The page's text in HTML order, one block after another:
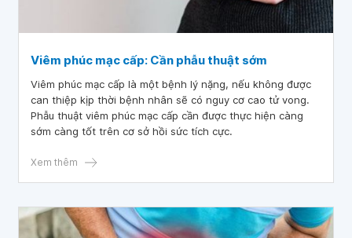
Viêm phúc mạc cấp: Cần phẫu thuật sớm
Viêm phúc mạc cấp là một bệnh lý nặng, nếu không được
can thiệp kịp thời bệnh nhân sẽ có nguy cơ cao tử vong.
Phẫu thuật viêm phúc mạc cấp cần được thực hiện càng
sớm càng tốt trên cơ sở hồi sức tích cực.
Xem thêm